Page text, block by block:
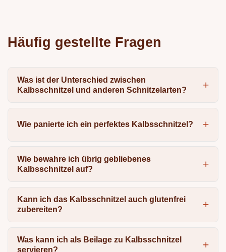
Häufig gestellte Fragen
Was ist der Unterschied zwischen
Kalbsschnitzel und anderen Schnitzelarten?
Wie panierte ich ein perfektes Kalbsschnitzel?
Wie bewahre ich übrig gebliebenes
Kalbsschnitzel auf?
Kann ich das Kalbsschnitzel auch glutenfrei
zubereiten?
Was kann ich als Beilage zu Kalbsschnitzel
servieren?